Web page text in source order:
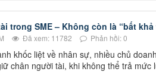
trong SME – Không còn là “bất khả
Đã xem: 11782 Phản hồi: 0
khốc liệt về nhân sự, nhiều chủ
chân người tài, khi không thể trả